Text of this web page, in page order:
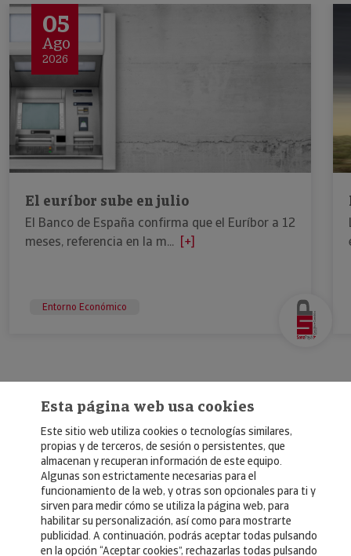
05
Ago
2026
El euríbor sube en julio
El Banco de España confirma que el Euríbor a 12
meses, referencia en la m... [+]
Entorno Económico
© Copyright 2026, Crédito y Caución
Aviso Legal
Política de Privacidad
Esta página web usa cookies
Este sitio web utiliza cookies o tecnologías similares,
propias y de terceros, de sesión o persistentes, que
almacenan y recuperan información de este equipo.
Algunas son estrictamente necesarias para el
funcionamiento de la web, y otras son opcionales para ti y
sirven para medir cómo se utiliza la página web, para
habilitar su personalización, así como para mostrarte
publicidad. A continuación, podrás aceptar todas pulsando
en la opción “Aceptar cookies”, rechazarlas todas pulsando